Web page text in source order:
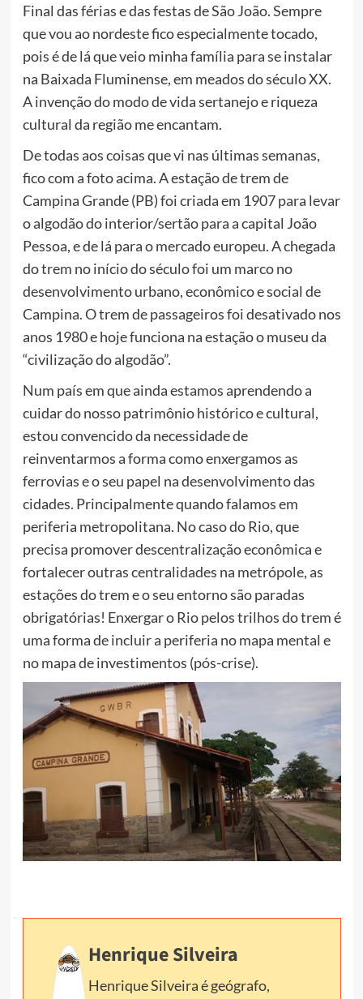
Final das férias e das festas de São João. Sempre
que vou ao nordeste fico especialmente tocado,
pois é de lá que veio minha família para se instalar
na Baixada Fluminense, em meados do século XX.
A invenção do modo de vida sertanejo e riqueza
cultural da região me encantam.
De todas aos coisas que vi nas últimas semanas,
fico com a foto acima. A estação de trem de
Campina Grande (PB) foi criada em 1907 para levar
o algodão do interior/sertão para a capital João
Pessoa, e de lá para o mercado europeu. A chegada
do trem no início do século foi um marco no
desenvolvimento urbano, econômico e social de
Campina. O trem de passageiros foi desativado nos
anos 1980 e hoje funciona na estação o museu da
“civilização do algodão”.
Num país em que ainda estamos aprendendo a
cuidar do nosso patrimônio histórico e cultural,
estou convencido da necessidade de
reinventarmos a forma como enxergamos as
ferrovias e o seu papel na desenvolvimento das
cidades. Principalmente quando falamos em
periferia metropolitana. No caso do Rio, que
precisa promover descentralização econômica e
fortalecer outras centralidades na metrópole, as
estações do trem e o seu entorno são paradas
obrigatórias! Enxergar o Rio pelos trilhos do trem é
uma forma de incluir a periferia no mapa mental e
no mapa de investimentos (pós-crise).
Henrique Silveira
Henrique Silveira é geógrafo,